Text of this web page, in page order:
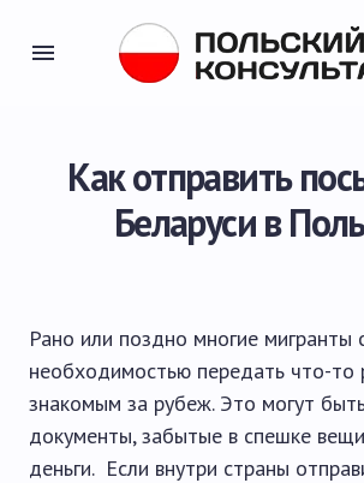
Как отправить
Беларуси в
Рано или поздно многие мигранты
необходимостью передать что-то
знакомым за рубеж. Это могут
документы, забытые в спешке
деньги. Если внутри страны